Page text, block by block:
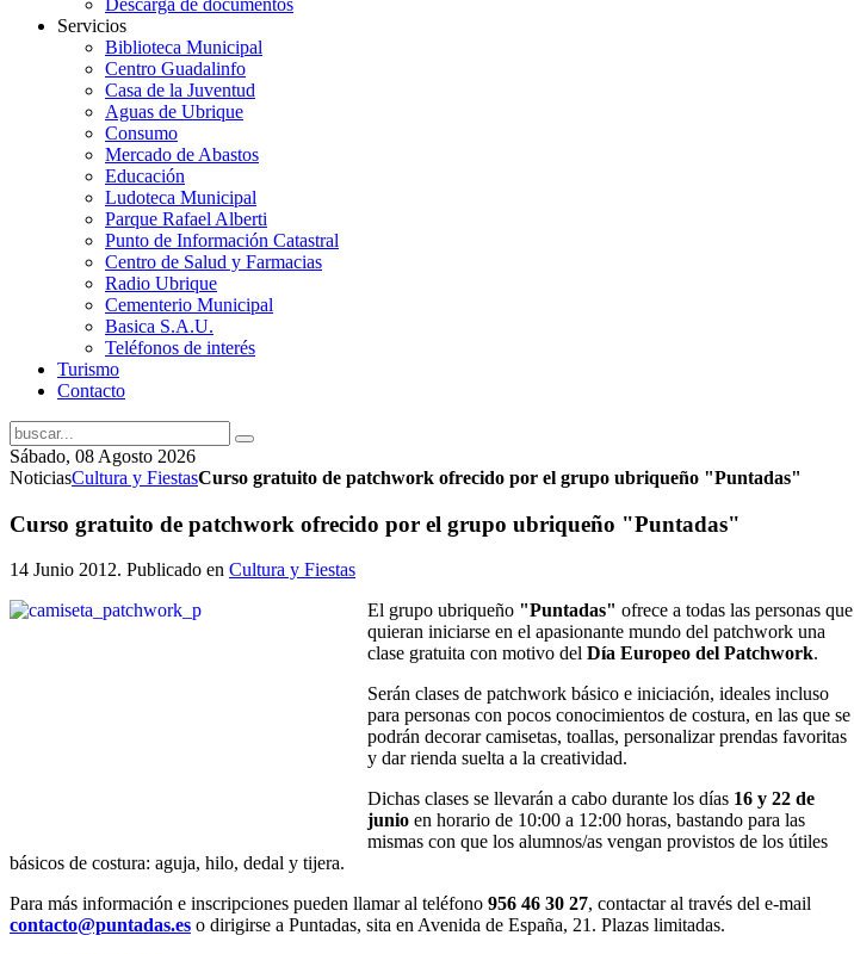
Servicios
Biblioteca Municipal
Centro Guadalinfo
Casa de la Juventud
Aguas de Ubrique
Consumo
Mercado de Abastos
Educación
Ludoteca Municipal
Parque Rafael Alberti
Punto de Información Catastral
Centro de Salud y Farmacias
Radio Ubrique
Cementerio Municipal
Basica S.A.U.
Teléfonos de interés
Turismo
Contacto
Sábado, 08 Agosto 2026
NoticiasCultura y FiestasCurso gratuito de patchwork ofrecido por el grupo ubriqueño "Puntadas"
Curso gratuito de patchwork ofrecido por el grupo ubriqueño "Puntadas"
14 Junio 2012. Publicado en Cultura y Fiestas
El grupo ubriqueño "Puntadas" ofrece a todas las personas que
quieran iniciarse en el apasionante mundo del patchwork una
clase gratuita con motivo del Día Europeo del Patchwork.
Serán clases de patchwork básico e iniciación, ideales incluso
para personas con pocos conocimientos de costura, en las que se
podrán decorar camisetas, toallas, personalizar prendas favoritas
y dar rienda suelta a la creatividad.
Dichas clases se llevarán a cabo durante los días 16 y 22 de
junio en horario de 10:00 a 12:00 horas, bastando para las
mismas con que los alumnos/as vengan provistos de los útiles
básicos de costura: aguja, hilo, dedal y tijera.
Para más información e inscripciones pueden llamar al teléfono 956 46 30 27, contactar al través del e-mail
contacto@puntadas.es o dirigirse a Puntadas, sita en Avenida de España, 21. Plazas limitadas.